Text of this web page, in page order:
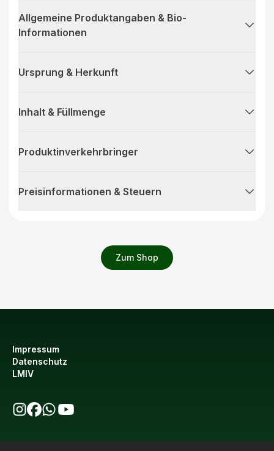
Zum Shop
Allgemeine Produktangaben & Bio-
Informationen
Ursprung & Herkunft
Inhalt & Füllmenge
Produktinverkehrbringer
Preisinformationen & Steuern
Impressum
Datenschutz
LMIV